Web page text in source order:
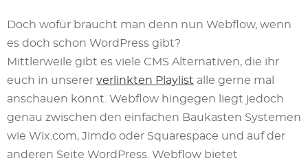
Doch wofür braucht man denn nun Webflow, wenn
es doch schon WordPress gibt?
Mittlerweile gibt es viele CMS Alternativen, die ihr
euch in unserer verlinkten Playlist alle gerne mal
anschauen könnt. Webflow hingegen liegt jedoch
genau zwischen den einfachen Baukasten Systemen
wie Wix.com, Jimdo oder Squarespace und auf der
anderen Seite Word Press. Webflow bietet